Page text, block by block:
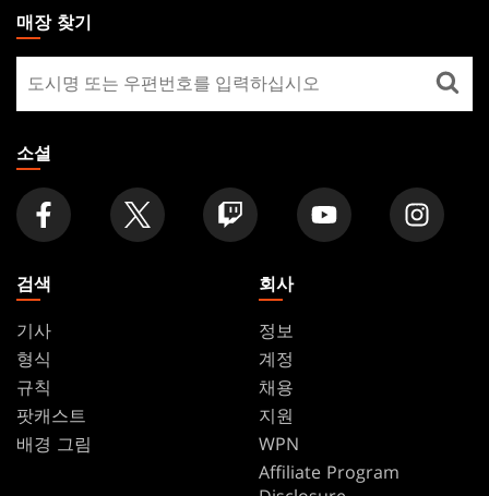
THE
GATHERING
FOOTER
매장 찾기
장
찾
기
소셜
검색
기사
형식
규칙
팟캐스트
배경 그림
회사
정보
계정
채용
지원
WPN
Affiliate Program